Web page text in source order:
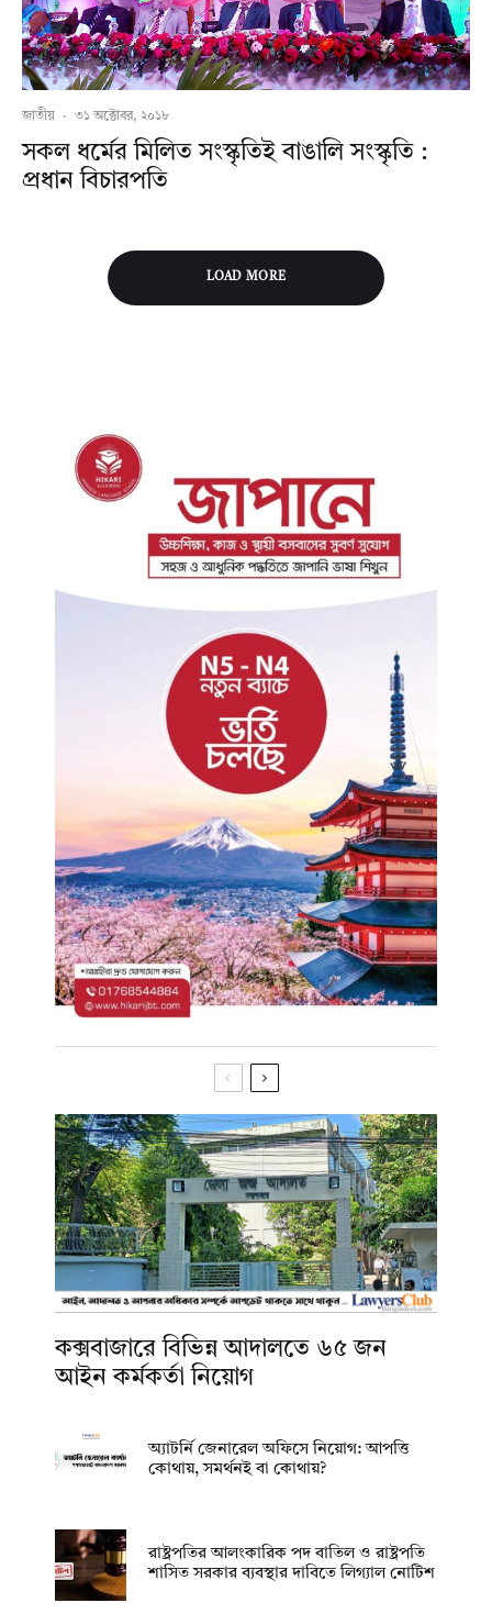
জাতীয় · ৩১ অক্টোবর, ২০১৮
সকল ধর্মের মিলিত সংস্কৃতিই বাঙালি সংস্কৃতি :
প্রধান বিচারপতি
LOAD MORE
কক্সবাজারে বিভিন্ন আদালতে ৬৫ জন
আইন কর্মকর্তা নিয়োগ
অ্যাটর্নি জেনারেল অফিসে নিয়োগ: আপত্তি
কোথায়, সমর্থনই বা কোথায়?
রাষ্ট্রপতির আলংকারিক পদ বাতিল ও রাষ্ট্রপতি
শাসিত সরকার ব্যবস্থার দাবিতে লিগ্যাল নোটিশ